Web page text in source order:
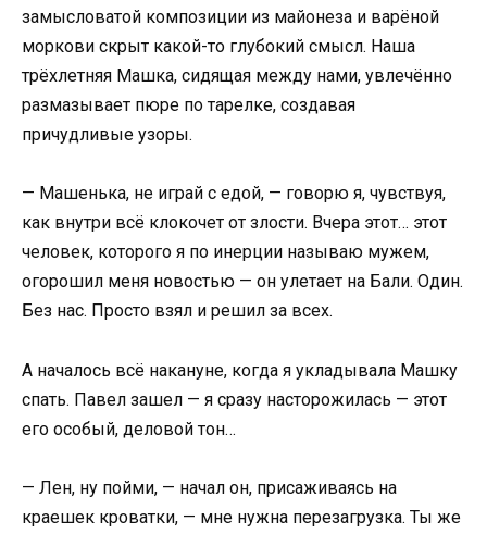
замысловатой композиции из майонеза и варёной
моркови скрыт какой-то глубокий смысл. Наша
трёхлетняя Машка, сидящая между нами, увлечённо
размазывает пюре по тарелке, создавая
причудливые узоры.
— Машенька, не играй с едой, — говорю я, чувствуя,
как внутри всё клокочет от злости. Вчера этот… этот
человек, которого я по инерции называю мужем,
огорошил меня новостью — он улетает на Бали. Один.
Без нас. Просто взял и решил за всех.
А началось всё накануне, когда я укладывала Машку
спать. Павел зашел — я сразу насторожилась — этот
его особый, деловой тон…
— Лен, ну пойми, — начал он, присаживаясь на
краешек кроватки, — мне нужна перезагрузка. Ты же